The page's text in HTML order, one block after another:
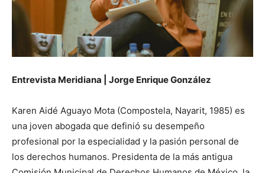
Entrevista Meridiana | Jorge Enrique González
Karen Aidé Aguayo Mota (Compostela, Nayarit, 1985) es
una joven abogada que definió su desempeño
profesional por la especialidad y la pasión personal de
los derechos humanos. Presidenta de la más antigua